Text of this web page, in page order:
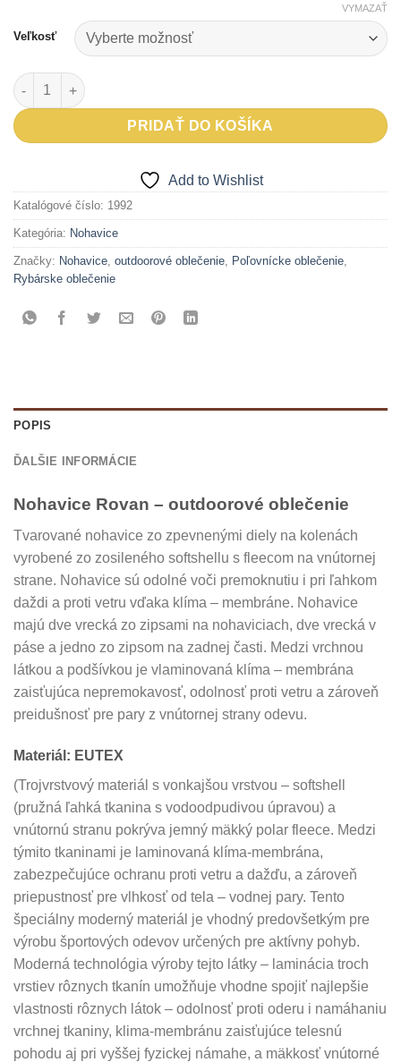
Veľkosť
VYMAZAŤ
množstvo Nohavice ROVAN outdoorové oblečenie
PRIDAŤ DO KOŠÍKA
Add to Wishlist
Katalógové číslo: 1992
Kategória: Nohavice
Značky: Nohavice, outdoorové oblečenie, Poľovnícke oblečenie,
Rybárske oblečenie
POPIS
ĎALŠIE INFORMÁCIE
Nohavice Rovan – outdoorové oblečenie
Tvarované nohavice zo zpevnenými diely na kolenách
vyrobené zo zosileného softshellu s fleecom na vnútornej
strane. Nohavice sú odolné voči premoknutiu i pri ľahkom
daždi a proti vetru vďaka klíma – membráne. Nohavice
majú dve vrecká zo zipsami na nohaviciach, dve vrecká v
páse a jedno zo zipsom na zadnej časti. Medzi vrchnou
látkou a podšívkou je vlaminovaná klíma – membrána
zaisťujúca nepremokavosť, odolnosť proti vetru a zároveň
preidušnosť pre pary z vnútornej strany odevu.
Materiál: EUTEX
(Trojvrstvový materiál s vonkajšou vrstvou – softshell
(pružná ľahká tkanina s vodoodpudivou úpravou) a
vnútornú stranu pokrýva jemný mäkký polar fleece. Medzi
týmito tkaninami je laminovaná klíma-membrána,
zabezpečujúce ochranu proti vetru a dažďu, a zároveň
priepustnosť pre vlhkosť od tela – vodnej pary. Tento
špeciálny moderný materiál je vhodný predovšetkým pre
výrobu športových odevov určených pre aktívny pohyb.
Moderná technológia výroby tejto látky – laminácia troch
vrstiev rôznych tkanín umožňuje vhodne spojiť najlepšie
vlastnosti rôznych látok – odolnosť proti oderu i namáhaniu
vrchnej tkaniny, klima-membránu zaisťujúce telesnú
pohodu aj pri vyššej fyzickej námahe, a mäkkosť vnútorné